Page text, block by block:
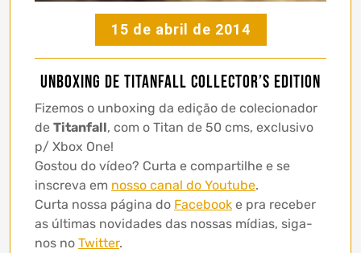
15 de abril de 2014
Unboxing de Titanfall Collector’s Edition
Fizemos o unboxing da edição de colecionador
de Titanfall, com o Titan de 50 cms, exclusivo
p/ Xbox One!
Gostou do vídeo? Curta e compartilhe e se
inscreva em nosso canal do Youtube.
Curta nossa página do Facebook e pra receber
as últimas novidades das nossas mídias, siga-
nos no Twitter.